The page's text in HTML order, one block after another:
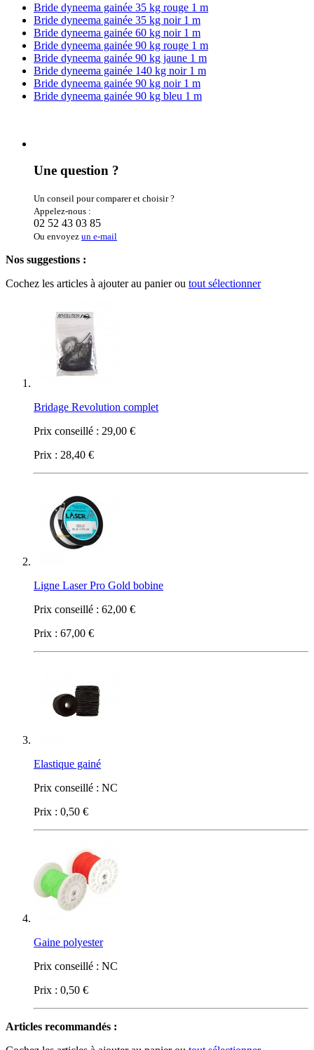
Bride dyneema gainée 35 kg rouge 1 m
Bride dyneema gainée 35 kg noir 1 m
Bride dyneema gainée 60 kg noir 1 m
Bride dyneema gainée 90 kg rouge 1 m
Bride dyneema gainée 90 kg jaune 1 m
Bride dyneema gainée 140 kg noir 1 m
Bride dyneema gainée 90 kg noir 1 m
Bride dyneema gainée 90 kg bleu 1 m
Une question ?
Un conseil pour comparer et choisir ?
Appelez-nous :
02 52 43 03 85
Ou envoyez un e-mail
Nos suggestions :
Cochez les articles à ajouter au panier ou tout sélectionner
Bridage Revolution complet
Prix conseillé : 29,00 €
Prix : 28,40 €
Ligne Laser Pro Gold bobine
Prix conseillé : 62,00 €
Prix : 67,00 €
Elastique gainé
Prix conseillé : NC
Prix : 0,50 €
Gaine polyester
Prix conseillé : NC
Prix : 0,50 €
Articles recommandés :